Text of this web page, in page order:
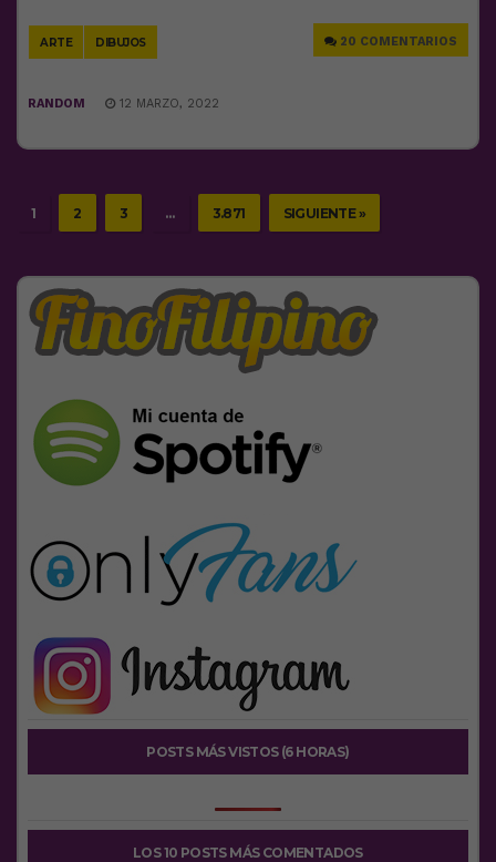
ARTE DIBUJOS 20 COMENTARIOS
RANDOM 12 MARZO, 2022
1 2 3 … 3.871 SIGUIENTE »
POSTS MÁS VISTOS (6 HORAS)
LOS 10 POSTS MÁS COMENTADOS